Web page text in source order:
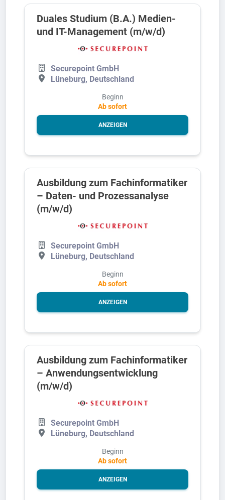
Duales Studium (B.A.) Medien-
und IT-Management (m/w/d)
Securepoint GmbH
Lüneburg, Deutschland
Beginn
Ab sofort
ANZEIGEN
Ausbildung zum Fachinformatiker
– Daten- und Prozessanalyse
(m/w/d)
Securepoint GmbH
Lüneburg, Deutschland
Beginn
Ab sofort
ANZEIGEN
Ausbildung zum Fachinformatiker
– Anwendungsentwicklung
(m/w/d)
Securepoint GmbH
Lüneburg, Deutschland
Beginn
Ab sofort
ANZEIGEN